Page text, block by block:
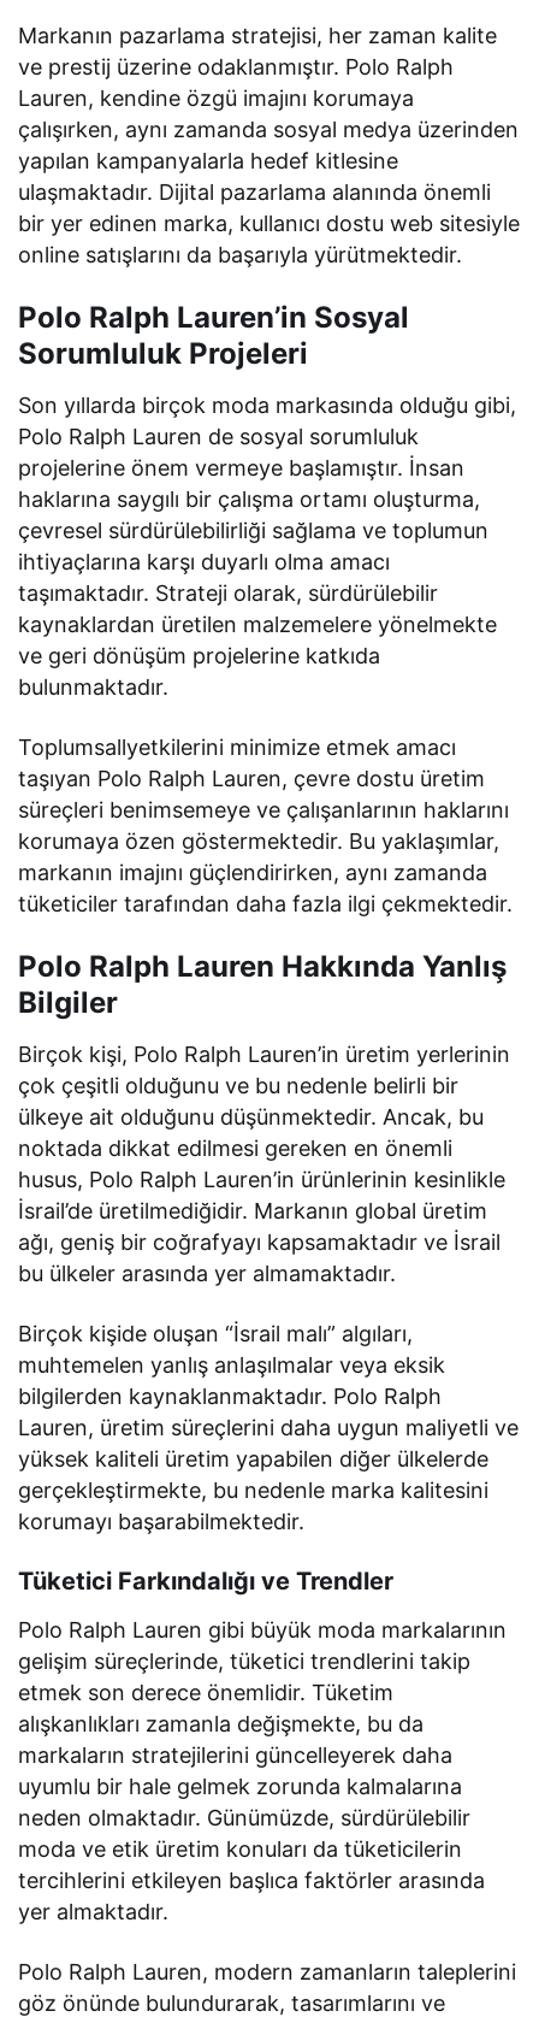
Markanın pazarlama stratejisi, her zaman kalite
ve prestij üzerine odaklanmıştır. Polo Ralph
Lauren, kendine özgü imajını korumaya
çalışırken, aynı zamanda sosyal medya üzerinden
yapılan kampanyalarla hedef kitlesine
ulaşmaktadır. Dijital pazarlama alanında önemli
bir yer edinen marka, kullanıcı dostu web sitesiyle
online satışlarını da başarıyla yürütmektedir.
Polo Ralph Lauren’in Sosyal
Sorumluluk Projeleri
Son yıllarda birçok moda markasında olduğu gibi,
Polo Ralph Lauren de sosyal sorumluluk
projelerine önem vermeye başlamıştır. İnsan
haklarına saygılı bir çalışma ortamı oluşturma,
çevresel sürdürülebilirliği sağlama ve toplumun
ihtiyaçlarına karşı duyarlı olma amacı
taşımaktadır. Strateji olarak, sürdürülebilir
kaynaklardan üretilen malzemelere yönelmekte
ve geri dönüşüm projelerine katkıda
bulunmaktadır.
Toplumsallyetkilerini minimize etmek amacı
taşıyan Polo Ralph Lauren, çevre dostu üretim
süreçleri benimsemeye ve çalışanlarının haklarını
korumaya özen göstermektedir. Bu yaklaşımlar,
markanın imajını güçlendirirken, aynı zamanda
tüketiciler tarafından daha fazla ilgi çekmektedir.
Polo Ralph Lauren Hakkında Yanlış
Bilgiler
Birçok kişi, Polo Ralph Lauren’in üretim yerlerinin
çok çeşitli olduğunu ve bu nedenle belirli bir
ülkeye ait olduğunu düşünmektedir. Ancak, bu
noktada dikkat edilmesi gereken en önemli
husus, Polo Ralph Lauren’in ürünlerinin kesinlikle
İsrail’de üretilmediğidir. Markanın global üretim
ağı, geniş bir coğrafyayı kapsamaktadır ve İsrail
bu ülkeler arasında yer almamaktadır.
Birçok kişide oluşan “İsrail malı” algıları,
muhtemelen yanlış anlaşılmalar veya eksik
bilgilerden kaynaklanmaktadır. Polo Ralph
Lauren, üretim süreçlerini daha uygun maliyetli ve
yüksek kaliteli üretim yapabilen diğer ülkelerde
gerçekleştirmekte, bu nedenle marka kalitesini
korumayı başarabilmektedir.
Tüketici Farkındalığı ve Trendler
Polo Ralph Lauren gibi büyük moda markalarının
gelişim süreçlerinde, tüketici trendlerini takip
etmek son derece önemlidir. Tüketim
alışkanlıkları zamanla değişmekte, bu da
markaların stratejilerini güncelleyerek daha
uyumlu bir hale gelmek zorunda kalmalarına
neden olmaktadır. Günümüzde, sürdürülebilir
moda ve etik üretim konuları da tüketicilerin
tercihlerini etkileyen başlıca faktörler arasında
yer almaktadır.
Polo Ralph Lauren, modern zamanların taleplerini
göz önünde bulundurarak, tasarımlarını ve